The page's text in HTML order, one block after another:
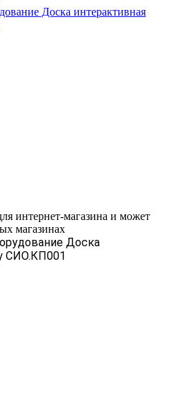
интернет-магазина и может
магазинах
Доска
СИО.КП001